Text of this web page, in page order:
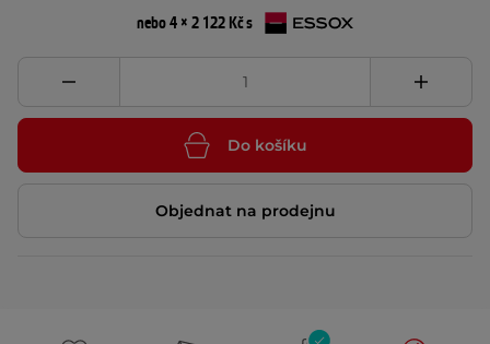
nebo 4 × 2 122 Kč s
Do košíku
Objednat na prodejnu